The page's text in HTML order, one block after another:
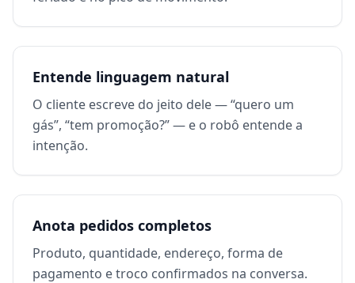
Entende linguagem natural
O cliente escreve do jeito dele — “quero um
gás”, “tem promoção?” — e o robô entende a
intenção.
Anota pedidos completos
Produto, quantidade, endereço, forma de
pagamento e troco confirmados na conversa.